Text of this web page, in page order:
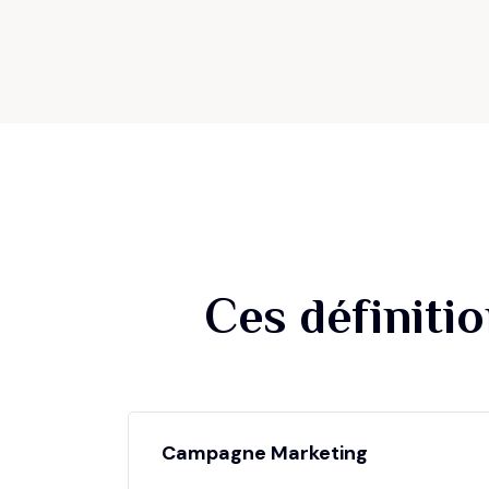
Ces
Campagne Marketing